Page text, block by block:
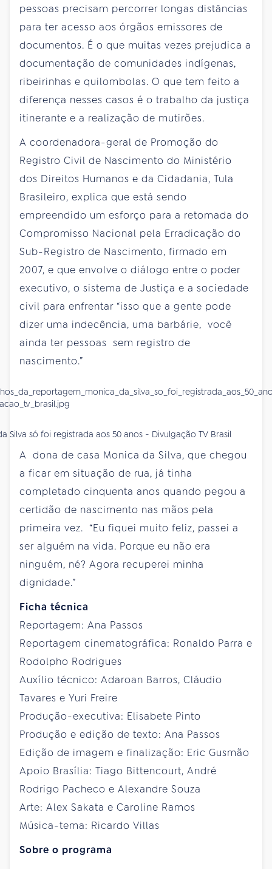
pessoas precisam percorrer longas distâncias
para ter acesso aos órgãos emissores de
documentos. É o que muitas vezes prejudica a
documentação de comunidades indígenas,
ribeirinhas e quilombolas. O que tem feito a
diferença nesses casos é o trabalho da justiça
itinerante e a realização de mutirões.
A coordenadora-geral de Promoção do
Registro Civil de Nascimento do Ministério
dos Direitos Humanos e da Cidadania, Tula
Brasileiro, explica que está sendo
empreendido um esforço para a retomada do
Compromisso Nacional pela Erradicação do
Sub-Registro de Nascimento, firmado em
2007, e que envolve o diálogo entre o poder
executivo, o sistema de Justiça e a sociedade
civil para enfrentar “isso que a gente pode
dizer uma indecência, uma barbárie, você
ainda ter pessoas sem registro de
nascimento.”
Silva só foi registrada aos 50 anos - Divulgação TV Brasil
A dona de casa Monica da Silva, que chegou
a ficar em situação de rua, já tinha
completado cinquenta anos quando pegou a
certidão de nascimento nas mãos pela
primeira vez. “Eu fiquei muito feliz, passei a
ser alguém na vida. Porque eu não era
ninguém, né? Agora recuperei minha
dignidade.”
Ficha técnica
Reportagem: Ana Passos
Reportagem cinematográfica: Ronaldo Parra e
Rodolpho Rodrigues
Auxílio técnico: Adaroan Barros, Cláudio
Tavares e Yuri Freire
Produção-executiva: Elisabete Pinto
Produção e edição de texto: Ana Passos
Edição de imagem e finalização: Eric Gusmão
Apoio Brasília: Tiago Bittencourt, André
Rodrigo Pacheco e Alexandre Souza
Arte: Alex Sakata e Caroline Ramos
Música-tema: Ricardo Villas
Sobre o programa